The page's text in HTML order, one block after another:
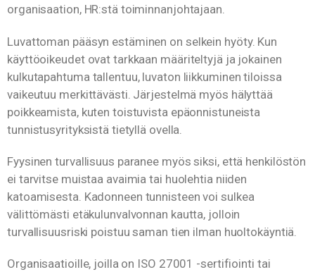
organisaation, HR:stä toiminnanjohtajaan.
Luvattoman pääsyn estäminen on selkein hyöty. Kun
käyttöoikeudet ovat tarkkaan määriteltyjä ja jokainen
kulkutapahtuma tallentuu, luvaton liikkuminen tiloissa
vaikeutuu merkittävästi. Järjestelmä myös hälyttää
poikkeamista, kuten toistuvista epäonnistuneista
tunnistusyrityksistä tietyllä ovella.
Fyysinen turvallisuus paranee myös siksi, että henkilöstön
ei tarvitse muistaa avaimia tai huolehtia niiden
katoamisesta. Kadonneen tunnisteen voi sulkea
välittömästi etäkulunvalvonnan kautta, jolloin
turvallisuusriski poistuu saman tien ilman huoltokäyntiä.
Organisaatioille, joilla on ISO 27001 -sertifiointi tai